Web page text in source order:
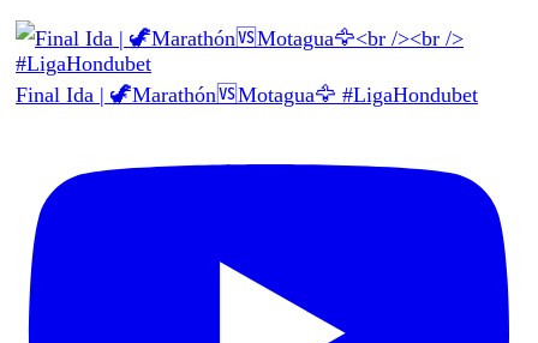
Final Ida | 🦖Marathón🆚Motagua🦅 #LigaHondubet